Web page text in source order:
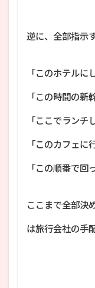
逆に、全部指示
「このホテルに
「この時間の新
「ここでランチ
「このカフェに
「この順番で回
ここまで全部決
は旅行会社の手